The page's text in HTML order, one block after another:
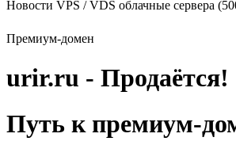
Новости VPS / VDS облачные сервера
Премиум-домен
urir.ru - Продаётся!
Путь к премиум-